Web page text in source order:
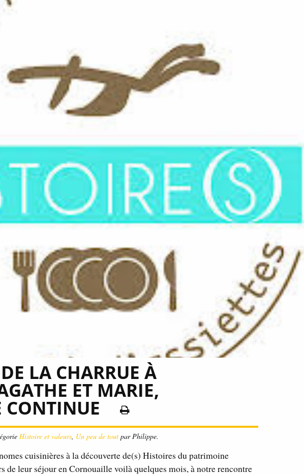
LA CHARRUE À
ET MARIE,
CONTINUE
Histoire et valeurs, Un peu de toutpar Philippe.
cuisinières à la découverte de(s) Histoires du patrimoine
de leur séjour en Cornouaille voilà quelques mois, à notre rencontre